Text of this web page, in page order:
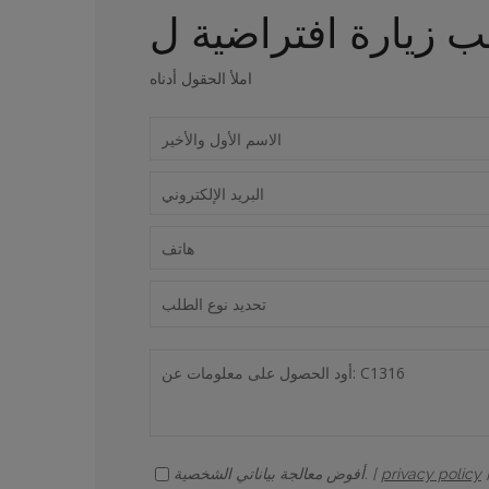
املأ الحقول أدناه
أفوض معالجة بياناتي الشخصية. [ privacy policy]